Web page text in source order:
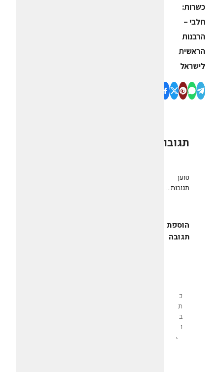
כשרות:
חלבי –
הרבנות
הראשית
לישראל
תגובות
טוען
תגובות...
הוספת
תגובה